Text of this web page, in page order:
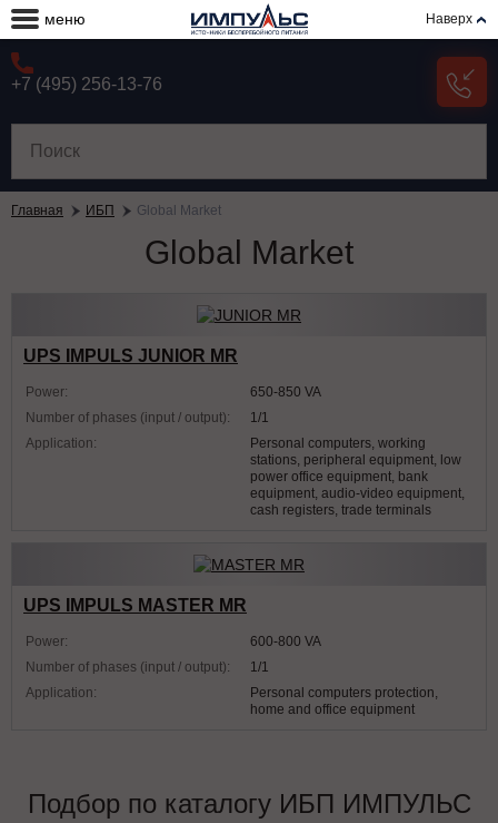
меню Наверх
+7 (495) 256-13-76
Главная ИБП Global Market
Global Market
UPS IMPULS JUNIOR MR
Power:
650-850 VA
Number of phases (input / output):
1/1
Application:
Personal computers, working
stations, peripheral equipment, low
power office equipment, bank
equipment, audio-video equipment,
cash registers, trade terminals
UPS IMPULS MASTER MR
Power:
600-800 VA
Number of phases (input / output):
1/1
Application:
Personal computers protection,
home and office equipment
Подбор по каталогу ИБП ИМПУЛЬС